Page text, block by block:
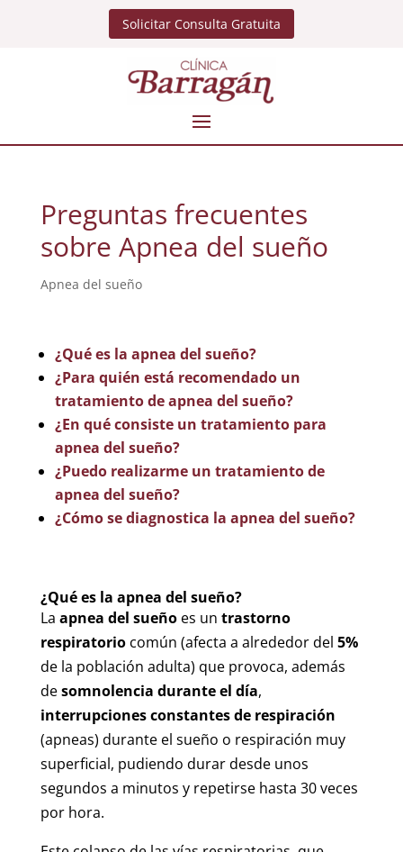
Solicitar Consulta Gratuita
Preguntas frecuentes
sobre Apnea del sueño
Apnea del sueño
¿Qué es la apnea del sueño?
¿Para quién está recomendado un
tratamiento de apnea del sueño?
¿En qué consiste un tratamiento para
apnea del sueño?
¿Puedo realizarme un tratamiento de
apnea del sueño?
¿Cómo se diagnostica la apnea del sueño?
¿Qué es la apnea del sueño?
La apnea del sueñoes un trastorno
respiratoriocomún (afecta a alrededor del 5%
de la población adulta) que provoca, además
desomnolencia durante el día,
interrupciones constantes de respiración
(apneas) durante el sueño o respiración muy
superficial, pudiendo durar desde unos
segundos a minutos y repetirse hasta 30 veces
por hora.